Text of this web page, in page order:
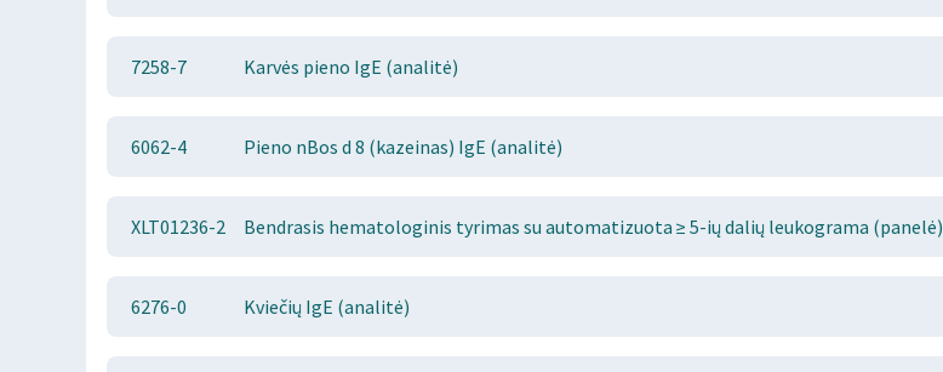
7258-7 Karvės pieno IgE (analitė)
6062-4 Pieno nBos d 8 (kazeinas) IgE (analitė)
XLT01236-2 Bendrasis hematologinis tyrimas su automatizuota ≥ 5-ių dalių leukograma (panelė)
6276-0 Kviečių IgE (analitė)